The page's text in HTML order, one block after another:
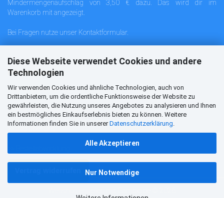
Diese Webseite verwendet Cookies und andere
Technologien
Wir verwenden Cookies und ähnliche Technologien, auch von
Drittanbietern, um die ordentliche Funktionsweise der Website zu
gewährleisten, die Nutzung unseres Angebotes zu analysieren und Ihnen
ein bestmögliches Einkaufserlebnis bieten zu können. Weitere
Informationen finden Sie in unsererDatenschutzerklärung
Alle Akzeptieren
Nur Notwendige
Mindermengenaufschlag von 3,50 € dazu. Das wird dir im
Warenkorb mit angezeigt.
Bei Fragen nutze unser Kontaktformular.
Informationen
>>Info für Neukunden
>>Info über unser Liefergebiet